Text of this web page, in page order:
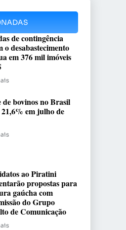
de contingência
o desabastecimento
em 376 mil imóveis
de bovinos no Brasil
em julho de
ao Piratini
propostas para
gaúcha com
do Grupo
de Comunicação